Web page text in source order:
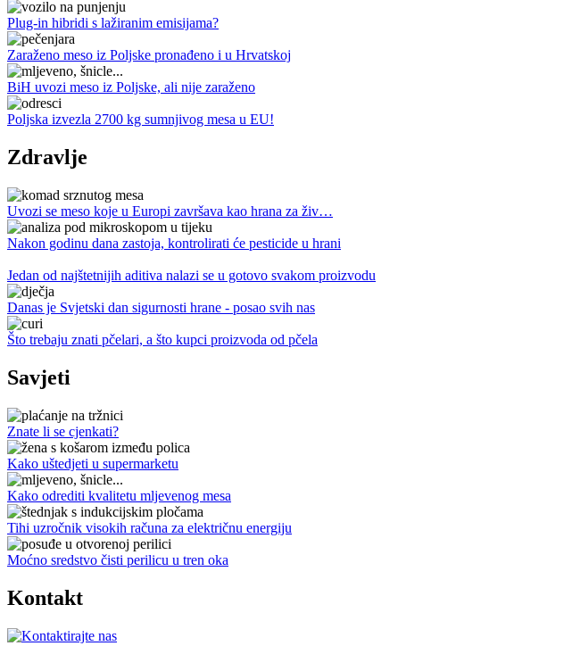
Plug-in hibridi s lažiranim emisijama?
Zaraženo meso iz Poljske pronađeno i u Hrvatskoj
BiH uvozi meso iz Poljske, ali nije zaraženo
Poljska izvezla 2700 kg sumnjivog mesa u EU!
Zdravlje
Uvozi se meso koje u Europi završava kao hrana za živ…
Nakon godinu dana zastoja, kontrolirati će pesticide u hrani
Jedan od najštetnijih aditiva nalazi se u gotovo svakom proizvodu
Danas je Svjetski dan sigurnosti hrane - posao svih nas
Što trebaju znati pčelari, a što kupci proizvoda od pčela
Savjeti
Znate li se cjenkati?
Kako uštedjeti u supermarketu
Kako odrediti kvalitetu mljevenog mesa
Tihi uzročnik visokih računa za električnu energiju
Moćno sredstvo čisti perilicu u tren oka
Kontakt